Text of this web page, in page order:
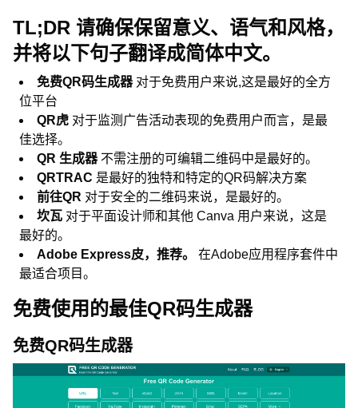
TL;DR 请确保保留意义、语气和风格，
并将以下句子翻译成简体中文。
免费QR码生成器 对于免费用户来说,这是最好的全方
位平台
QR虎 对于监测广告活动表现的免费用户而言，是最
佳选择。
QR 生成器 不需注册的可编辑二维码中是最好的。
QRTRAC 是最好的独特和特定的QR码解决方案
前往QR 对于安全的二维码来说，是最好的。
坎瓦 对于平面设计师和其他 Canva 用户来说，这是
最好的。
Adobe Express皮，推荐。 在Adobe应用程序套件中
最适合项目。
免费使用的最佳QR码生成器
免费QR码生成器